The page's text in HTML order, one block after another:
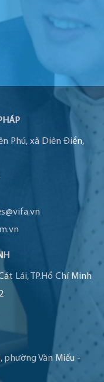
Phú, xã Diên Điền,
Lái, TP.Hồ Chí Minh
phường Văn Miếu -